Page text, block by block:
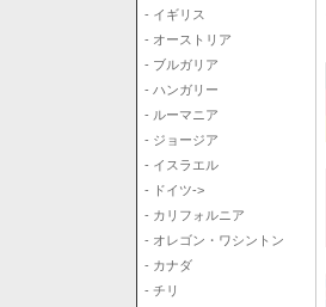
- イギリス
- オーストリア
- ブルガリア
- ハンガリー
- ルーマニア
- ジョージア
- イスラエル
- ドイツ->
- カリフォルニア
- オレゴン・ワシントン
- カナダ
- チリ